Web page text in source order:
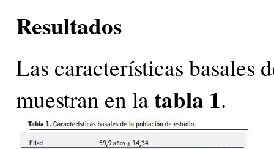
Resultados
Las características basales
muestran en latabla 1.